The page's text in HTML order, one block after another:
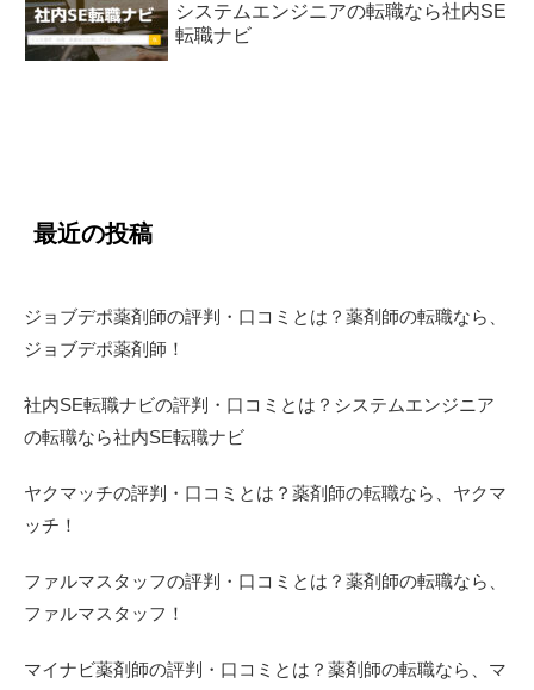
システムエンジニアの転職なら社内SE
転職ナビ
最近の投稿
ジョブデポ薬剤師の評判・口コミとは？薬剤師の転職なら、
ジョブデポ薬剤師！
社内SE転職ナビの評判・口コミとは？システムエンジニア
の転職なら社内SE転職ナビ
ヤクマッチの評判・口コミとは？薬剤師の転職なら、ヤクマ
ッチ！
ファルマスタッフの評判・口コミとは？薬剤師の転職なら、
ファルマスタッフ！
マイナビ薬剤師の評判・口コミとは？薬剤師の転職なら、マ